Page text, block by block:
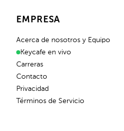
EMPRESA
Acerca de nosotros y Equipo
Keycafe en vivo
Carreras
Contacto
Privacidad
Términos de Servicio